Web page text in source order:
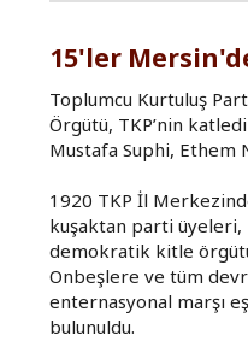
15'ler
Toplumcu Kurtuluş
Örgütü, TKP’nin
Mustafa Suphi, Ethem
1920 TKP İl
kuşaktan parti üyeleri,
demokratik kitle
Onbeşlere ve tüm
enternasyonal marşı
bulunuldu.